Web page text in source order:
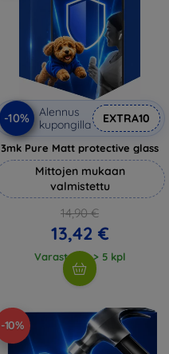
-10%
Alennus
kupongilla
EXTRA10
3mk Pure Matt protective glass
Mittojen mukaan
valmistettu
14,90 €
13,42 €
Varastossa > 5 kpl
-10%